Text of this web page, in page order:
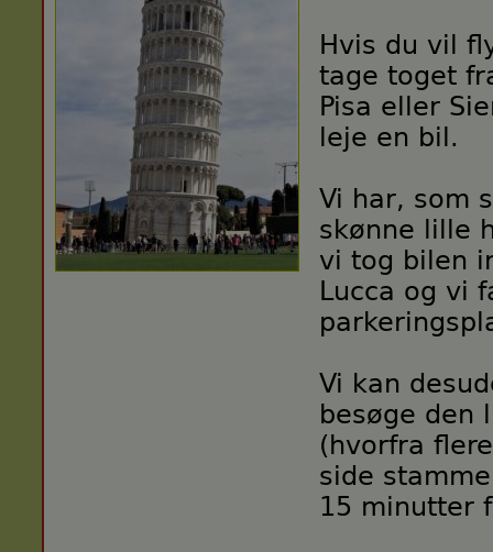
Hvis du vil
tage toget
Pisa eller
leje en bil.
Vi har, som
skønne lille
vi tog bilen
Lucca og vi
Vi kan
besøge den
(hvorfra
side
15 minutter